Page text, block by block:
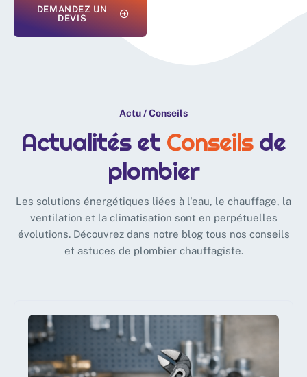
DEMANDEZ UN
DEVIS
Actu / Conseils
Actualités et Conseilsde
plombier
Les solutions énergétiques liées à l'eau, le chauffage, la
ventilation et la climatisation sont en perpétuelles
évolutions. Découvrez dans notre blog tous nos conseils
et astuces de plombier chauffagiste.